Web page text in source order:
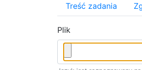
Treść zadania
Plik